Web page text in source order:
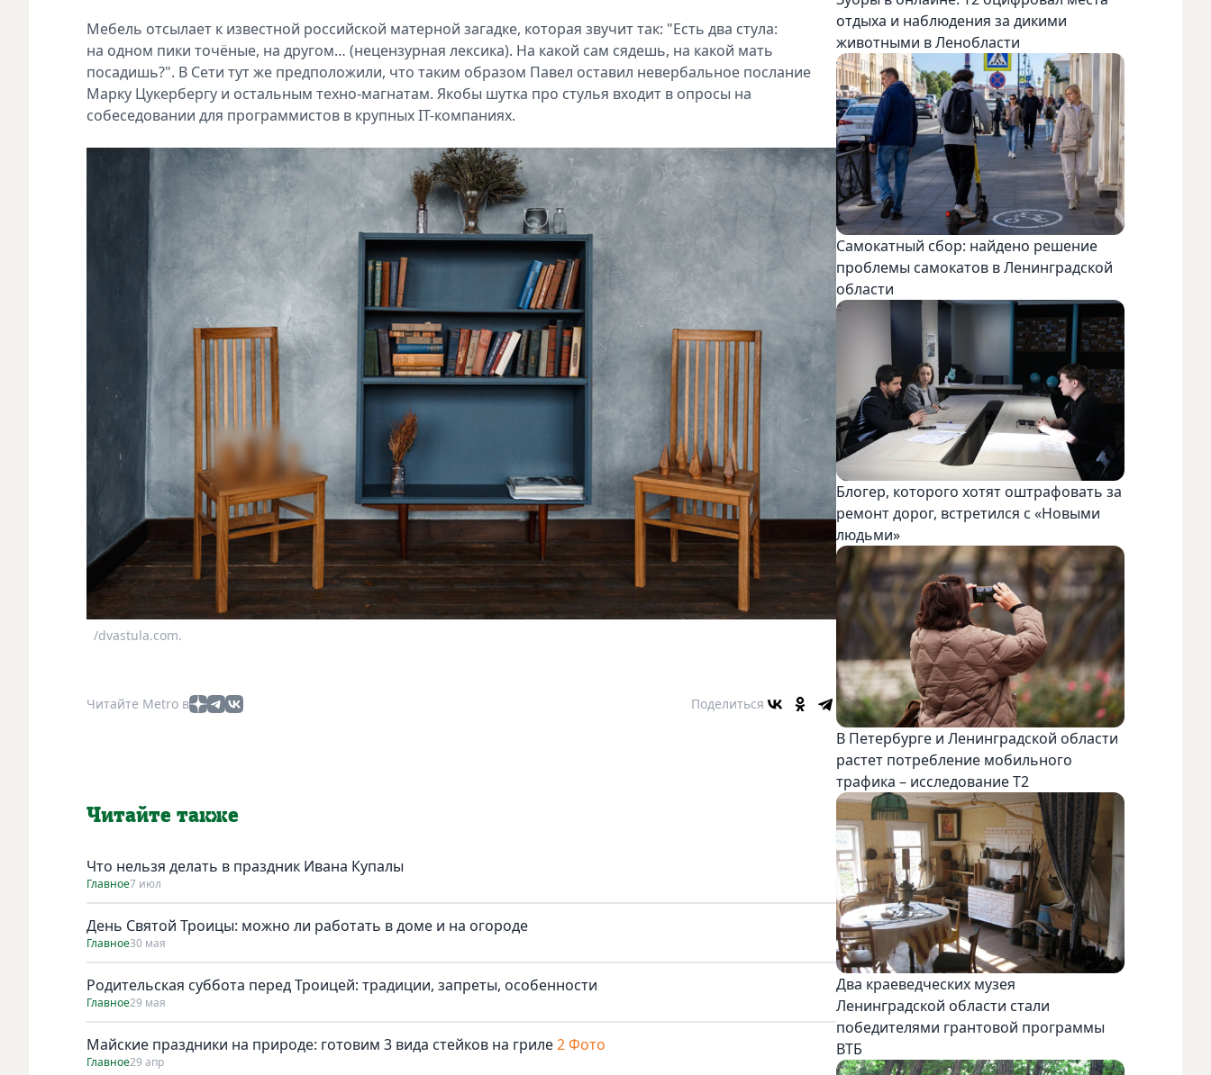
Мебель отсылает к известной российской матерной загадке, которая звучит так: "Есть два стула:
на одном пики точёные, на другом… (нецензурная лексика). На какой сам сядешь, на какой мать
посадишь?". В Сети тут же предположили, что таким образом Павел оставил невербальное послание
Марку Цукербергу и остальным техно-магнатам. Якобы шутка про стулья входит в опросы на
собеседовании для программистов в крупных IT-компаниях.
/dvastula.com.
Читайте Metro в Поделиться
Читайте также
Что нельзя делать в праздник Ивана Купалы
Главное7 июл
День Святой Троицы: можно ли работать в доме и на огороде
Главное30 мая
Родительская суббота перед Троицей: традиции, запреты, особенности
Главное29 мая
Майские праздники на природе: готовим 3 вида стейков на гриле2 Фото
Главное29 апр
отдыха и наблюдения за дикими
животными в Ленобласти
Самокатный сбор: найдено решение
проблемы самокатов в Ленинградской
области
Блогер, которого хотят оштрафовать за
ремонт дорог, встретился с «Новыми
людьми»
В Петербурге и Ленинградской области
растет потребление мобильного
трафика – исследование T2
Два краеведческих музея
Ленинградской области стали
победителями грантовой программы
ВТБ